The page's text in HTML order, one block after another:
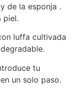
de la esponja .
piel.
luffa cultivada
tu
un solo paso.